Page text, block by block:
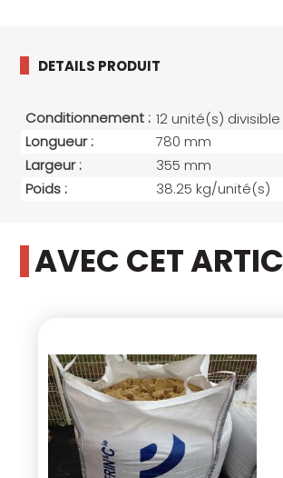
DETAILS PRODUIT
Conditionnement : 12 unité(s) divisible
Longueur :
780 mm
Largeur :
355 mm
Poids :
38.25 kg/unité(s)
AVEC CET